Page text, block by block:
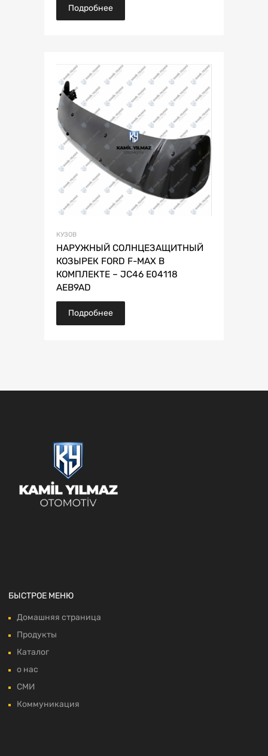
Подробнее
КУЗОВ
НАРУЖНЫЙ СОЛНЦЕЗАЩИТНЫЙ
КОЗЫРЕК FORD F-MAX В
КОМПЛЕКТЕ – JC46 E04118
AEB9AD
Подробнее
БЫСТРОЕ МЕНЮ
Домашняя страница
Продукты
Каталог
о нас
СМИ
Коммуникация